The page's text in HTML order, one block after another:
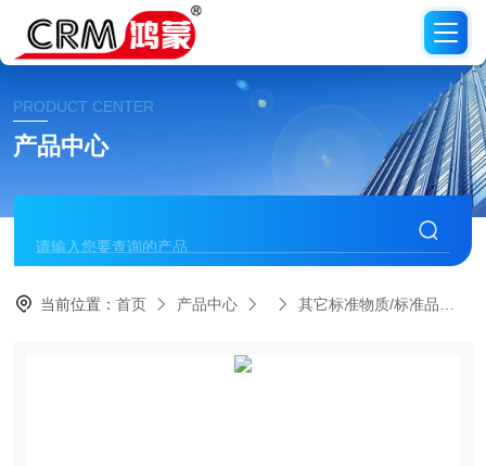
PRODUCT CENTER
产品中心
当前位置：首页 产品中心 其它标准物质/标准品